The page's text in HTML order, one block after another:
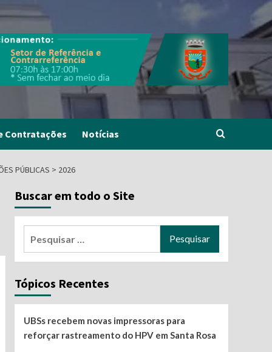
Contratações Notícias
PÚBLICAS > 2026
Buscar em todo o Site
Tópicos Recentes
UBSs recebem novas impressoras para
reforçar rastreamento do HPV em Santa Rosa